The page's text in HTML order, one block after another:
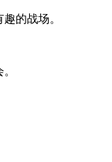
的战场。